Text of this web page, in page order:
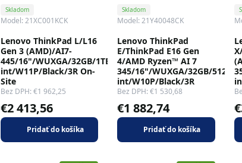
Skladom
Model: 21XC001KCK
Lenovo ThinkPad L/L16
Gen 3 (AMD)/AI7-
445/16"/WUXGA/32GB/1TB/AMD
int/W11P/Black/3R On-
Site
Bez DPH: €1 962,25
€2 413,56
Pridať do košíka
Skladom
Model: 21Y40048CK
Lenovo ThinkPad
E/ThinkPad E16 Gen
4/AMD Ryzen™ AI 7
345/16"/WUXGA/32GB/
int/W10P/Black/3R
Bez DPH: €1 530,68
€1 882,74
Pridať do košíka